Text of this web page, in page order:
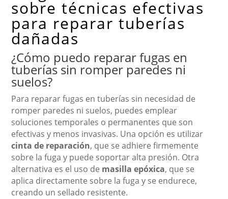
sobre técnicas efectivas
para reparar tuberías
dañadas
¿Cómo puedo reparar fugas en
tuberías sin romper paredes ni
suelos?
Para reparar fugas en tuberías sin necesidad de
romper paredes ni suelos, puedes emplear
soluciones temporales o permanentes que son
efectivas y menos invasivas. Una opción es utilizar
cinta de reparación, que se adhiere firmemente
sobre la fuga y puede soportar alta presión. Otra
alternativa es el uso de masilla epóxica, que se
aplica directamente sobre la fuga y se endurece,
creando un sellado resistente.